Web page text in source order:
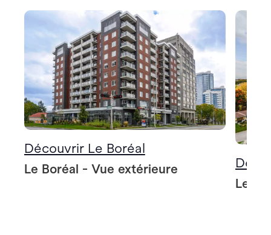
Découvrir Le Boréal
Le Boréal - Vue extérieure
Le